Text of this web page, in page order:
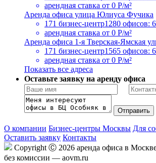
арендная ставка от 0 Р/м²
Аренда офиса улица Юлиуса Фучика
171 бизнес-центр1280 офисов:
арендная ставка от 0 Р/м²
Аренда офиса 1-я Тверская-Ямская
171 бизнес-центр1565 офисов:
арендная ставка от 0 Р/м²
Показать все адреса
Оставьте заявку на аренду офиса
О компании Бизнес-центры Москвы Для
Оставить заявку Контакты
Copyright Ⓒ 2026 аренда офиса в
без комиссии — aovm.ru